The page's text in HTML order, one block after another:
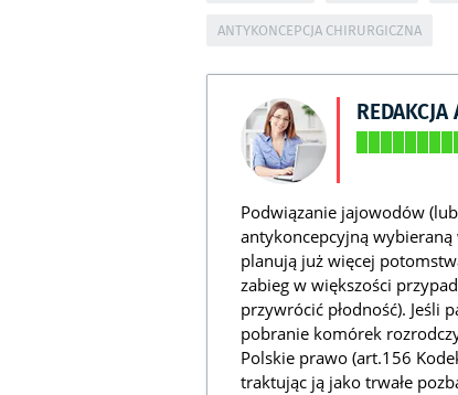
ANTYKONCEPCJA CHIRURGICZNA
Podwiązanie jajowodów
antykoncepcyjną
planują już więcej
zabieg w większości
przywrócić płodność). Jeśli
pobranie komórek
Polskie prawo (art.156
traktując ją jako trwałe